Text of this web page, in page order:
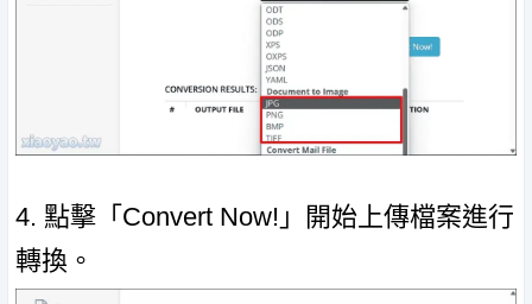
4. 點擊「Convert Now!」開始上傳檔案進行
轉換。